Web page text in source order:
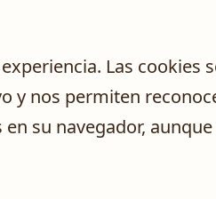
Las cookies
y nos permiten
su navegador,